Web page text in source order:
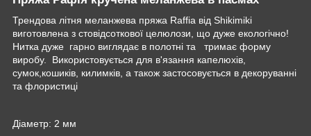
Трендова літня меланжева пряжа Raffia від Shikimiki
виготовлена з стовідсоткової целюлози, що дуже екологічно!
Нитка дуже гарно виглядає в полотні та тримає форму
виробу. Використовується для в'язання капелюхів,
сумок,кошиків, килимків, а також застосовується в декоруванні
та флористиці
Діаметр: 2 мм